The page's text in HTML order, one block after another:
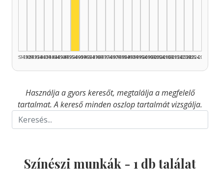
1925–1929
1930–1934
1935–1939
1940–1944
1945–1949
1950–1954
1955–1959
1960–1964
1965–1969
1970–1974
1975–1979
1980–1984
1985–1989
1990–1994
1995–1999
2000–2004
2005–2009
2010–2014
2015–2019
2020–2024
2025–2026
Használja a gyors keresőt, megtalálja a megfelelő
tartalmat. A kereső minden oszlop tartalmát vizsgálja.
Színészi munkák - 1 db találat